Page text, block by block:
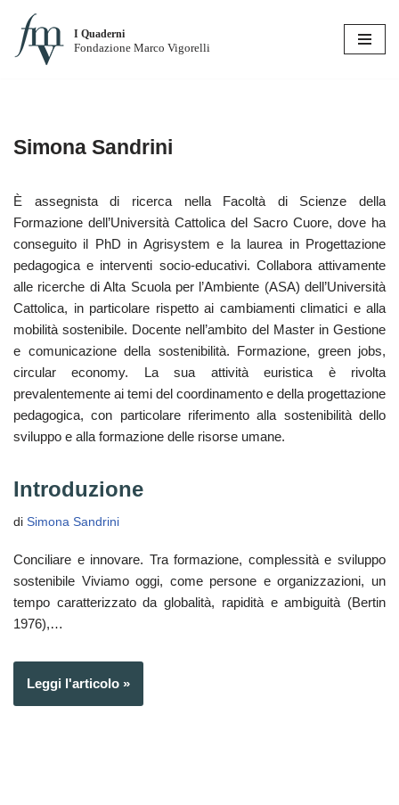
Vai
I Quaderni
Fondazione Marco Vigorelli
Simona Sandrini
È assegnista di ricerca nella Facoltà di Scienze della
Formazione dell’Università Cattolica del Sacro Cuore, dove ha
conseguito il PhD in Agrisystem e la laurea in Progettazione
pedagogica e interventi socio-educativi. Collabora attivamente
alle ricerche di Alta Scuola per l’Ambiente (ASA) dell’Università
Cattolica, in particolare rispetto ai cambiamenti climatici e alla
mobilità sostenibile. Docente nell’ambito del Master in Gestione
e comunicazione della sostenibilità. Formazione, green jobs,
circular economy. La sua attività euristica è rivolta
prevalentemente ai temi del coordinamento e della progettazione
pedagogica, con particolare riferimento alla sostenibilità dello
sviluppo e alla formazione delle risorse umane.
Introduzione
di Simona Sandrini
Conciliare e innovare. Tra formazione, complessità e sviluppo
sostenibile Viviamo oggi, come persone e organizzazioni, un
tempo caratterizzato da globalità, rapidità e ambiguità (Bertin
1976),…
Leggi l'articolo »